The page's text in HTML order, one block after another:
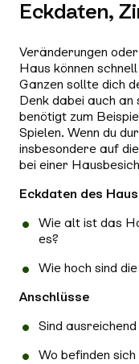
Eckdaten,
Veränderungen
Haus können
Ganzen sollte dich
Denk dabei auch
benötigt zum
Spielen. Wenn du
insbesondere auf
bei einer
Eckdaten des
Wie alt ist das
es?
Wie hoch sind
Anschlüsse
Sind
Wo befinden